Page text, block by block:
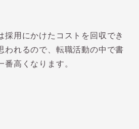
採用にかけたコストを回収でき
われるので、転職活動の中で書
高くなります。